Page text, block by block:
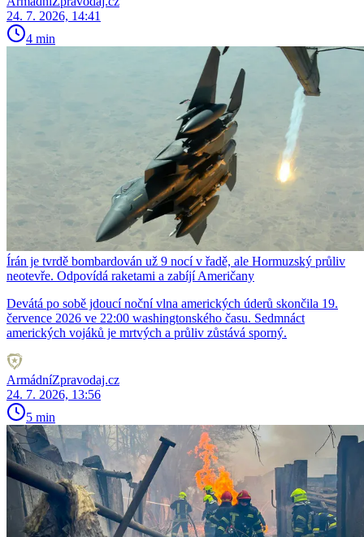
24. 7. 2026, 14:41
4 min
Írán je tvrdě bombardován už 9 nocí v řadě, ale Hormuzský průliv
neotevře. Odpovídá raketami a zabíjí Američany
Devátá po sobě jdoucí noční vlna amerických úderů skončila 19.
července 2026 ve 22:00 washingtonského času. Sedmnáct
amerických vojáků je mrtvých a průliv zůstává sporný.
ArmádníZpravodaj.cz
24. 7. 2026, 13:56
5 min